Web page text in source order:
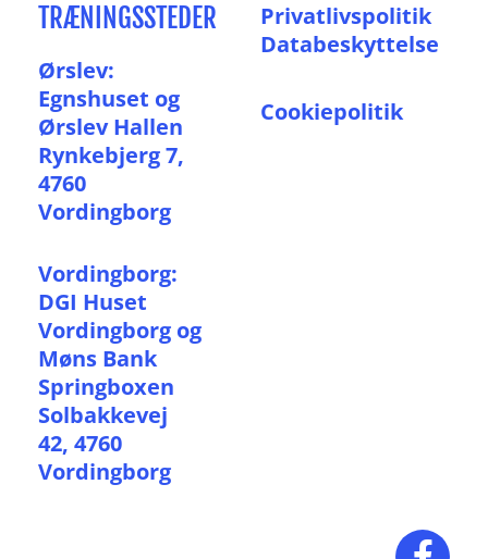
TRÆNINGSSTEDER
Ørslev:
Egnshuset og
Ørslev Hallen
Rynkebjerg 7,
4760
Vordingborg
Vordingborg:
DGI Huset
Vordingborg og
Møns Bank
Springboxen
Solbakkevej
42, 4760
Vordingborg
Privatlivspolitik
Databeskyttelse
Cookiepolitik